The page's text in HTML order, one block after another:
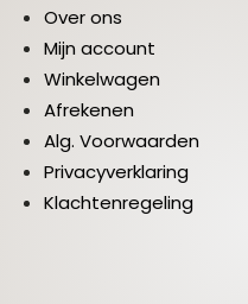
Over ons
Mijn account
Winkelwagen
Afrekenen
Alg. Voorwaarden
Privacyverklaring
Klachtenregeling